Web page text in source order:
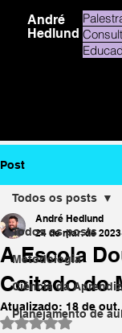
André
Hedlund
Post
Todos os posts
Metodologia
Ciência da
Planejamento de
Todos os posts
A Escola
Coitado do
André Hedlund
24 de mar. de 2023
Atualizado: 18 de
Avaliado com